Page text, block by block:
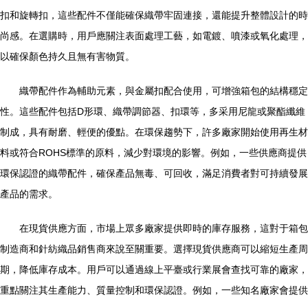
扣和旋轉扣，這些配件不僅能確保織帶牢固連接，還能提升整體設計的時
尚感。在選購時，用戶應關注表面處理工藝，如電鍍、噴漆或氧化處理，
以確保顏色持久且無有害物質。
織帶配件作為輔助元素，與金屬扣配合使用，可增強箱包的結構穩定
性。這些配件包括D形環、織帶調節器、扣環等，多采用尼龍或聚酯纖維
制成，具有耐磨、輕便的優點。在環保趨勢下，許多廠家開始使用再生材
料或符合ROHS標準的原料，減少對環境的影響。例如，一些供應商提供
環保認證的織帶配件，確保產品無毒、可回收，滿足消費者對可持續發展
產品的需求。
在現貨供應方面，市場上眾多廠家提供即時的庫存服務，這對于箱包
制造商和針紡織品銷售商來說至關重要。選擇現貨供應商可以縮短生產周
期，降低庫存成本。用戶可以通過線上平臺或行業展會查找可靠的廠家，
重點關注其生產能力、質量控制和環保認證。例如，一些知名廠家會提供